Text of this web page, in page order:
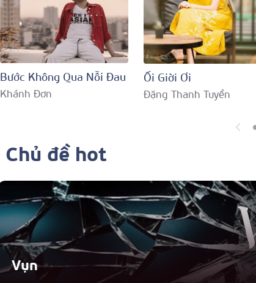
Bước Không Qua Nỗi Đau
Khánh Đơn
Ối Giời Ơi
Đặng Thanh Tuyền
Chủ đề hot
Vụn